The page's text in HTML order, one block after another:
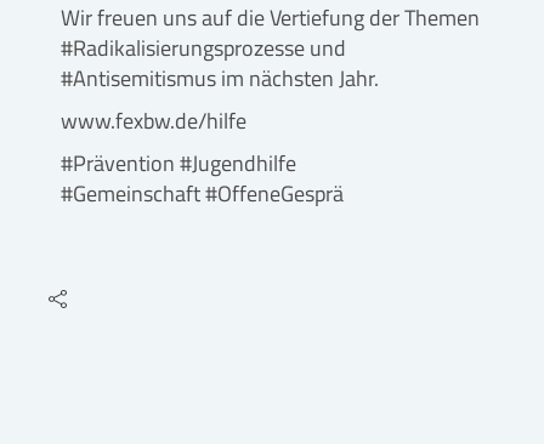
Wir freuen uns auf die Vertiefung der Themen
#Radikalisierungsprozesse und
#Antisemitismus im nächsten Jahr.
www.fexbw.de/hilfe
#Prävention #Jugendhilfe
#Gemeinschaft #OffeneGesprä